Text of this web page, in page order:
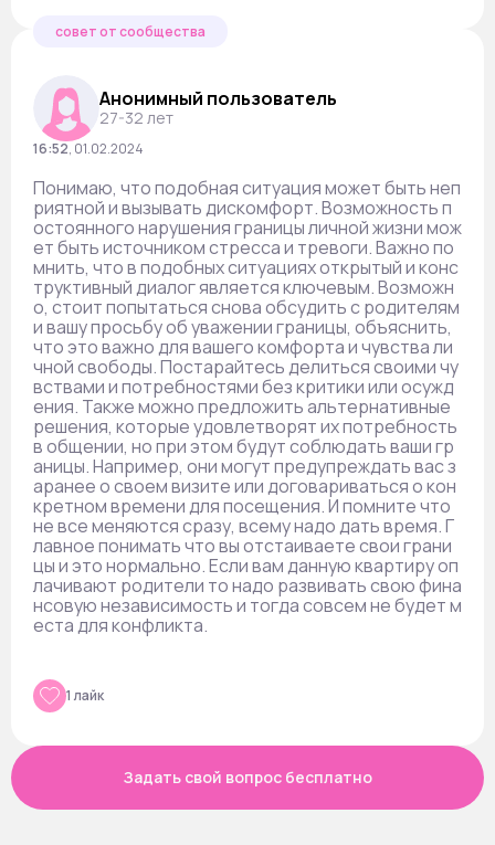
совет от сообщества
Анонимный пользователь
27-32 лет
16:52, 01.02.2024
Понимаю, что подобная ситуация может быть неп
риятной и вызывать дискомфорт. Возможность п
остоянного нарушения границы личной жизни мож
ет быть источником стресса и тревоги. Важно по
мнить, что в подобных ситуациях открытый и конс
труктивный диалог является ключевым. Возможн
о, стоит попытаться снова обсудить с родителям
и вашу просьбу об уважении границы, объяснить,
что это важно для вашего комфорта и чувства ли
чной свободы. Постарайтесь делиться своими чу
вствами и потребностями без критики или осужд
ения. Также можно предложить альтернативные
решения, которые удовлетворят их потребность
в общении, но при этом будут соблюдать ваши гр
аницы. Например, они могут предупреждать вас з
аранее о своем визите или договариваться о кон
кретном времени для посещения. И помните что
не все меняются сразу, всему надо дать время. Г
лавное понимать что вы отстаиваете свои грани
цы и это нормально. Если вам данную квартиру оп
лачивают родители то надо развивать свою фина
нсовую независимость и тогда совсем не будет м
еста для конфликта.
1 лайк
Задать свой вопрос бесплатно